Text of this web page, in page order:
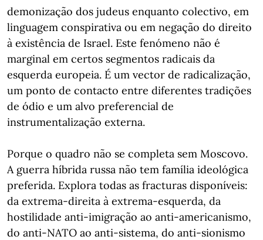
demonização dos judeus enquanto colectivo, em
linguagem conspirativa ou em negação do direito
à existência de Israel. Este fenómeno não é
marginal em certos segmentos radicais da
esquerda europeia. É um vector de radicalização,
um ponto de contacto entre diferentes tradições
de ódio e um alvo preferencial de
instrumentalização externa.
Porque o quadro não se completa sem Moscovo.
A guerra híbrida russa não tem família ideológica
preferida. Explora todas as fracturas disponíveis:
da extrema-direita à extrema-esquerda, da
hostilidade anti-imigração ao anti-americanismo,
do anti-NATO ao anti-sistema, do anti-sionismo